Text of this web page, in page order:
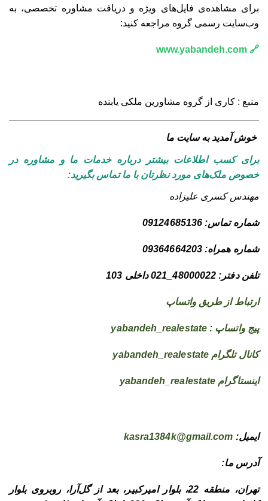
برای مشاهده‌ی فایل‌های ویژه و دریافت مشاوره تخصصی، به
وب‌سایت رسمی گروه مراجعه کنید:
🔗 www.yabandeh.com
منبع : کاری از گروه مشاورین ملکی یابنده
خوش آمدید به سایت ما
برای کسب اطلاعات بیشتر درباره خدمات ما و مشاوره در
خصوص ملک‌های مورد نظرتان با ما تماس بگیرید:
مهندس کسری علیزاده
شماره تماس: 09124685136
شماره همراه: 09364664203
تلفن دفتر: 48000022_021 داخلی 103
ارتباط از طریق واتساپ
پیج واتساپ : yabandeh_realestate
کانال تلگرام yabandeh_realestate
اینستاگرام yabandeh_realestate
ایمیل: kasra1384k@gmail.com
آدرس ما:
تهران، منطقه 22، بلوار امیرکبیر، بعد از گل‌آرا، روبروی بلوار